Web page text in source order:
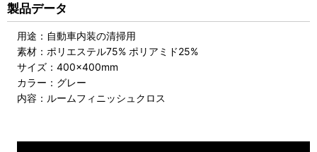
製品データ
用途：自動車内装の清掃用
素材：ポリエステル75% ポリアミド25%
サイズ：400×400mm
カラー：グレー
内容：ルームフィニッシュクロス